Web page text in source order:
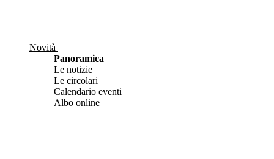
Novità
Panoramica
Le notizie
Le circolari
Calendario eventi
Albo online